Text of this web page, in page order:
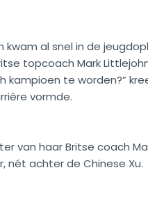
kwam al snel in de
topcoach Mark
kampioen te worden?”
vormde.
van haar Britse coach
nét achter de Chinese Xu.